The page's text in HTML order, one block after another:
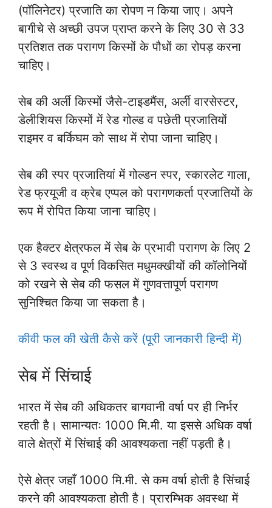
(पॉलिनेटर) प्रजाति का रोपण न किया जाए। अपने
बागीचे से अच्छी उपज प्राप्त करने के लिए 30 से 33
प्रतिशत तक परागण किस्मों के पौधों का रोपड़ करना
चाहिए।
सेब की अर्ली किस्मों जैसे-टाइडमैंस, अर्ली वारसेस्टर,
डेलीशियस किस्मों में रेड गोल्ड व पछेती प्रजातियों
राइमर व बर्किघम को साथ में रोपा जाना चाहिए।
सेब की स्पर प्रजातियां में गोल्डन स्पर, स्कारलेट गाला,
रेड फ्रयूजी व क्रेब एप्पल को परागणकर्ता प्रजातियों के
रूप में रोपित किया जाना चाहिए।
एक हैक्टर क्षेत्रफल में सेब के प्रभावी परागण के लिए 2
से 3 स्वस्थ व पूर्ण विकसित मधुमक्खीयों की कॉलोनियों
को रखने से सेब की फसल में गुणवत्तापूर्ण परागण
सुनिश्चित किया जा सकता है।
कीवी फल की खेती कैसे करें (पूरी जानकारी हिन्दी में)
सेब में सिंचाई
भारत में सेब की अधिकतर बागवानी वर्षा पर ही निर्भर
रहती है। सामान्यतः 1000 मि.मी. या इससे अधिक वर्षा
वाले क्षेत्रों में सिंचाई की आवश्यकता नहीं पड़ती है।
ऐसे क्षेत्र जहाँ 1000 मि.मी. से कम वर्षा होती है सिंचाई
करने की आवश्यकता होती है। प्रारम्भिक अवस्था में